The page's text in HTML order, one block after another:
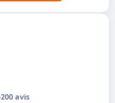
avis